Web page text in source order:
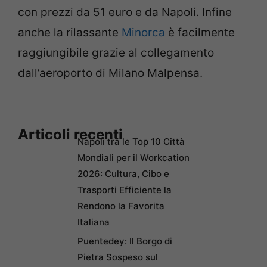
con prezzi da 51 euro e da Napoli. Infine
anche la rilassante Minorca è facilmente
raggiungibile grazie al collegamento
dall’aeroporto di Milano Malpensa.
Articoli recentiNapoli tra le Top 10 Città
Mondiali per il Workcation
2026: Cultura, Cibo e
Trasporti Efficiente la
Rendono la Favorita
Italiana
Puentedey: Il Borgo di
Pietra Sospeso sul